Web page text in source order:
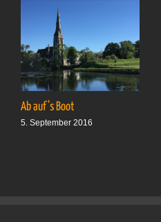
Ab auf’s Boot
5. September 2016